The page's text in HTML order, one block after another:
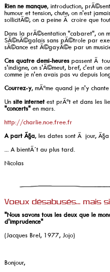
Rien ne manque, introduction,
humour et tension, chute, on n'est
sollicitÃ©, on a peine Ã croire que
Dans la prÃ©sentation "cabaret", on
SÃ©nÃ©galais sans pÃ©trole par
sÃ©ance est Ã©gayÃ©e par un
Ces quatre demi-heures passent Ã
s'indigne, on s'Ã©meut, bref, c'est un
comme je n'en avais pas vu depuis
Courrez-y, mÃªme quand je n'y
Unsite internetest prÃªt et dans les
"concerts" en mars.
http://charlie.noe.free.fr
A part Ã§a, les dates sont Ã jour,
... A bientÃ´t au plus tard.
Nicolas
Voeux désabusés... mais
"Nous savons tous les deux que le
d'imprudence"
(Jacques Brel, 1977, Jojo)
Bonjour,